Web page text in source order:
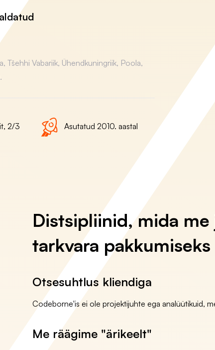
Tšehhi Vabariik, Ühendkuningriik, Poola,
2/3
Asutatud 2010. aastal
Distsipliinid, mida
tarkvara pakkumiseks
Otsesuhtlus kliendiga
Codeborne'is ei ole projektijuhte ega analüütikuid,
Me räägime "ärikeelt"